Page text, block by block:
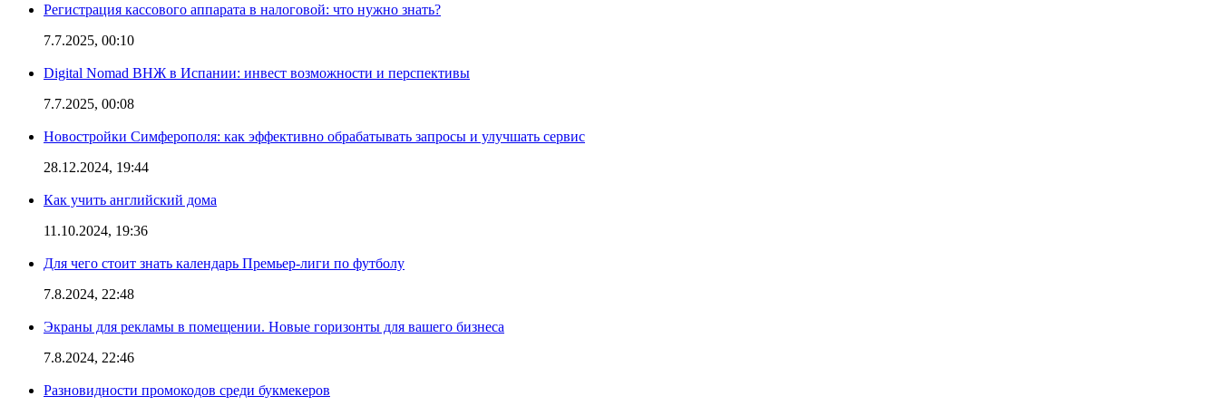
Регистрация кассового аппарата в налоговой: что нужно знать?
7.7.2025, 00:10
Digital Nomad ВНЖ в Испании: инвест возможности и перспективы
7.7.2025, 00:08
Новостройки Симферополя: как эффективно обрабатывать запросы и улучшать сервис
28.12.2024, 19:44
Как учить английский дома
11.10.2024, 19:36
Для чего стоит знать календарь Премьер-лиги по футболу
7.8.2024, 22:48
Экраны для рекламы в помещении. Новые горизонты для вашего бизнеса
7.8.2024, 22:46
Разновидности промокодов среди букмекеров